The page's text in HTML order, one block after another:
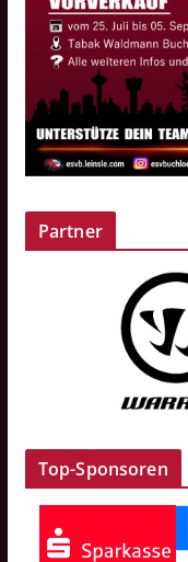
Partner
Top-Sponsoren